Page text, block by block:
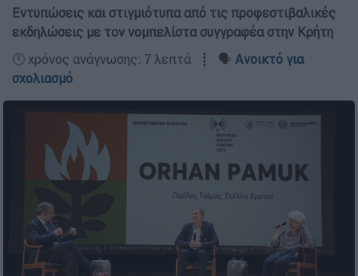
Εντυπώσεις και στιγμιότυπα από τις προφεστιβαλικές
εκδηλώσεις με τον νομπελίστα συγγραφέα στην Κρήτη
🕛 χρόνος ανάγνωσης: 7 λεπτά ┋ 🗣️ Ανοικτό για
σχολιασμό